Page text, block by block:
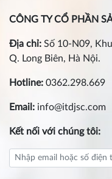
CÔNG TY CỔ PHẦN
Địa chỉ: Số 10-N09,
Q. Long Biên, Hà Nội.
Hotline: 0362.298.669
Email: info@itdjsc.com
Kết nối với chúng tôi: